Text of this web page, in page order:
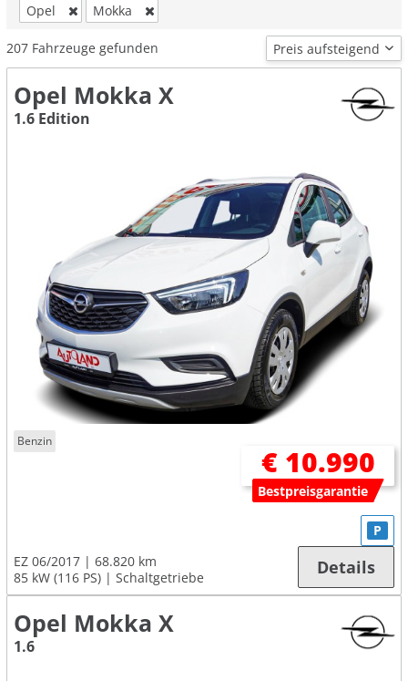
Opel Mokka
207 Fahrzeuge gefunden
Opel Mokka X
1.6 Edition
Benzin
€ 10.990
Bestpreisgarantie
EZ 06/2017
68.820 km
85 kW (116 PS)
Schaltgetriebe
P
Details
Opel Mokka X
1.6